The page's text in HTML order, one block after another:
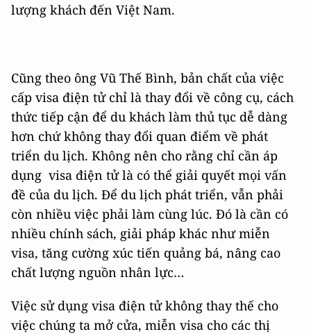
lượng khách đến Việt Nam.
Cũng theo ông Vũ Thế Bình, bản chất của việc
cấp visa điện tử chỉ là thay đổi về công cụ, cách
thức tiếp cận để du khách làm thủ tục dễ dàng
hơn chứ không thay đổi quan điểm về phát
triển du lịch. Không nên cho rằng chỉ cần áp
dụng visa điện tử là có thể giải quyết mọi vấn
đề của du lịch. Để du lịch phát triển, vẫn phải
còn nhiều việc phải làm cùng lúc. Đó là cần có
nhiều chính sách, giải pháp khác như miễn
visa, tăng cường xúc tiến quảng bá, nâng cao
chất lượng nguồn nhân lực…
Việc sử dụng visa điện tử không thay thế cho
việc chúng ta mở cửa, miễn visa cho các thị